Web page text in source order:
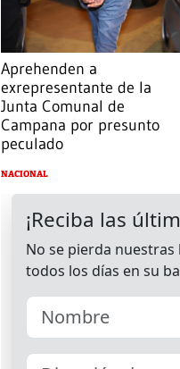
Aprehenden a
exrepresentante de la
Junta Comunal de
Campana por presunto
peculado
NACIONAL